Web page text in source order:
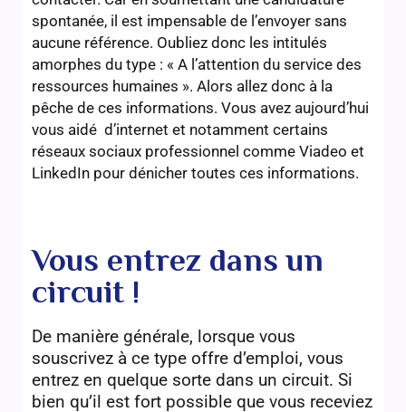
spontanée, il est impensable de l’envoyer sans
aucune référence. Oubliez donc les intitulés
amorphes du type : « A l’attention du service des
ressources humaines ». Alors allez donc à la
pêche de ces informations. Vous avez aujourd’hui
vous aidé d’internet et notamment certains
réseaux sociaux professionnel comme Viadeo et
LinkedIn pour dénicher toutes ces informations.
Vous entrez dans un
circuit !
De manière générale, lorsque vous
souscrivez à ce type offre d’emploi, vous
entrez en quelque sorte dans un circuit. Si
bien qu’il est fort possible que vous receviez